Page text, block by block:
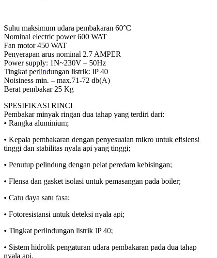
Suhu maksimum udara pembakaran 60°C
Nominal electric power 600 WAT
Fan motor 450 WAT
Penyerapan arus nominal 2.7 AMPER
Power supply: 1N~230V – 50Hz
Tingkat perlindungan listrik: IP 40
Noisiness min. – max.71-72 db(A)
Berat pembakar 25 Kg
SPESIFIKASI RINCI
Pembakar minyak ringan dua tahap yang terdiri dari:
• Rangka aluminium;
• Kepala pembakaran dengan penyesuaian mikro untuk efisiensi
tinggi dan stabilitas nyala api yang tinggi;
• Penutup pelindung dengan pelat peredam kebisingan;
• Flensa dan gasket isolasi untuk pemasangan pada boiler;
• Catu daya satu fasa;
• Fotoresistansi untuk deteksi nyala api;
• Tingkat perlindungan listrik IP 40;
• Sistem hidrolik pengaturan udara pembakaran pada dua tahap
nyala api.